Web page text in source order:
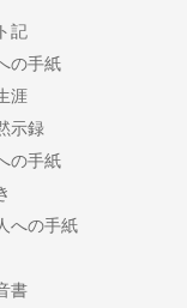
記
の手紙
涯
示録
の手紙
への手紙
書